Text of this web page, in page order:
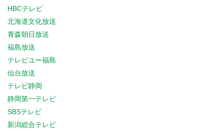
HBCテレビ
北海道文化放送
青森朝日放送
福島放送
テレビユー福島
仙台放送
テレビ静岡
静岡第一テレビ
SBSテレビ
新潟総合テレビ